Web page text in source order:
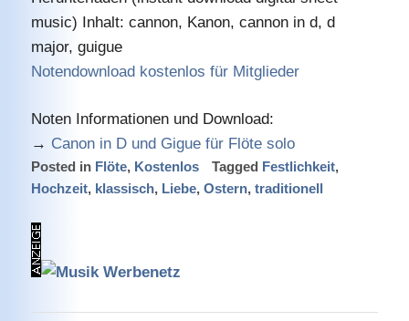
music) Inhalt: cannon, Kanon, cannon in d, d
major, guigue
Notendownload kostenlos für Mitglieder
Noten Informationen und Download:
→ Canon in D und Gigue für Flöte solo
Posted in Flöte, Kostenlos Tagged Festlichkeit,
Hochzeit, klassisch, Liebe, Ostern, traditionell